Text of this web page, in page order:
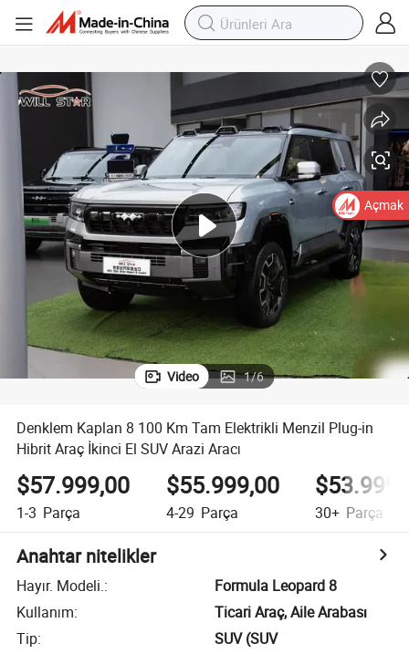
Video 1/6
Denklem Kaplan 8 100 Km Tam Elektrikli Menzil Plug-in
Hibrit Araç İkinci El SUV Arazi Aracı
$57.999,00
1-3 Parça
$55.999,00
4-29 Parça 30+ Parça
Anahtar nitelikler
Hayır. Modeli.:
Formula Leopard 8
Kullanım:
Ticari Araç, Aile Arabası
Tip:
SUV (SUV
Açmak